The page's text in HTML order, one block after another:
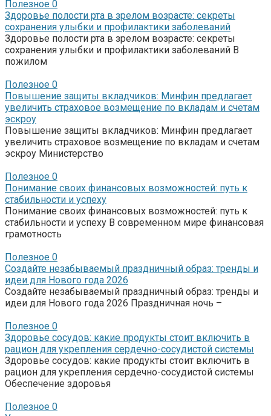
Полезное 0
Здоровье полости рта в зрелом возрасте: секреты
сохранения улыбки и профилактики заболеваний
Здоровье полости рта в зрелом возрасте: секреты
сохранения улыбки и профилактики заболеваний В
пожилом
Полезное 0
Повышение защиты вкладчиков: Минфин предлагает
увеличить страховое возмещение по вкладам и счетам
эскроу
Повышение защиты вкладчиков: Минфин предлагает
увеличить страховое возмещение по вкладам и счетам
эскроу Министерство
Полезное 0
Понимание своих финансовых возможностей: путь к
стабильности и успеху
Понимание своих финансовых возможностей: путь к
стабильности и успеху В современном мире финансовая
грамотность
Полезное 0
Создайте незабываемый праздничный образ: тренды и
идеи для Нового года 2026
Создайте незабываемый праздничный образ: тренды и
идеи для Нового года 2026 Праздничная ночь –
Полезное 0
Здоровье сосудов: какие продукты стоит включить в
рацион для укрепления сердечно-сосудистой системы
Здоровье сосудов: какие продукты стоит включить в
рацион для укрепления сердечно-сосудистой системы
Обеспечение здоровья
Полезное 0